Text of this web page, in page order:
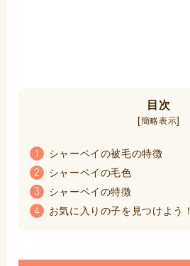
目次
[簡略表示]
1 シャーペイの被毛の特徴
2 シャーペイの毛色
3 シャーペイの特徴
4 お気に入りの子を見つけよう！